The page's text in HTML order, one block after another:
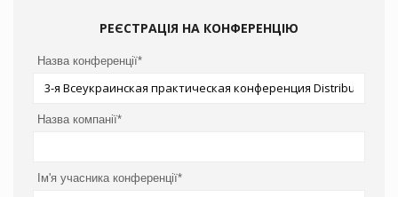
РЕЄСТРАЦІЯ НА КОНФЕРЕНЦІЮ
Назва конференції*
Назва компанії*
Ім'я учасника конференції*